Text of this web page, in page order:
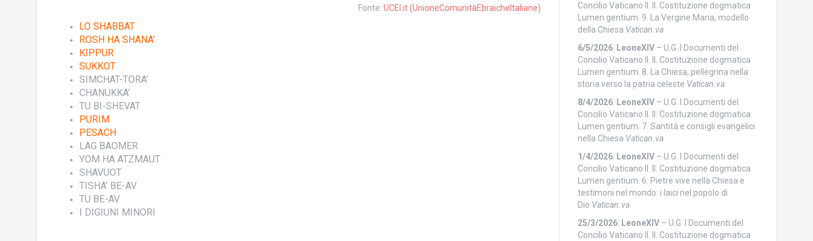
Fonte: UCEI.it (UnioneComunitàEbraicheItaliane)
LO SHABBAT
ROSH HA SHANA’
KIPPUR
SUKKOT
SIMCHAT-TORA’
CHANUKKA’
TU BI-SHEVAT
PURIM
PESACH
LAG BAOMER
YOM HA ATZMAUT
SHAVUOT
TISHA’ BE-AV
TU BE-AV
I DIGIUNI MINORI
Concilio Vaticano II. II. Costituzione dogmatica
Lumen gentium. 9. La Vergine Maria, modello
della Chiesa Vatican.va
6/5/2026: LeoneXIV– U.G. I Documenti del
Concilio Vaticano II. II. Costituzione dogmatica
Lumen gentium. 8. La Chiesa, pellegrina nella
storia verso la patria celeste Vatican.va
8/4/2026: LeoneXIV– U.G. I Documenti del
Concilio Vaticano II. II. Costituzione dogmatica
Lumen gentium. 7. Santità e consigli evangelici
nella Chiesa Vatican.va
1/4/2026: LeoneXIV– U.G. I Documenti del
Concilio Vaticano II. II. Costituzione dogmatica
Lumen gentium. 6. Pietre vive nella Chiesa e
testimoni nel mondo: i laici nel popolo di
Dio Vatican.va
25/3/2026: LeoneXIV– U.G. I Documenti del
Concilio Vaticano II. II. Costituzione dogmatica